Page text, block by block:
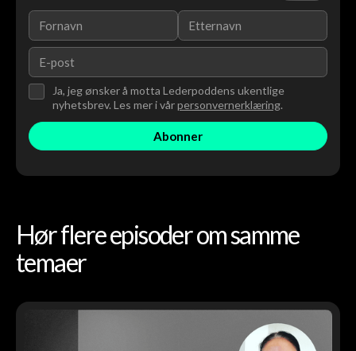
Ja, jeg ønsker å motta Lederpoddens ukentlige
nyhetsbrev. Les mer i vårpersonvernerklæring.
Hør flere episoder om samme
temaer